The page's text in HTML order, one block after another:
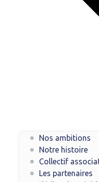
Nos ambitions
Notre histoire
Collectif
Les partenaires